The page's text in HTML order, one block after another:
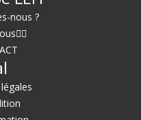
nous ?